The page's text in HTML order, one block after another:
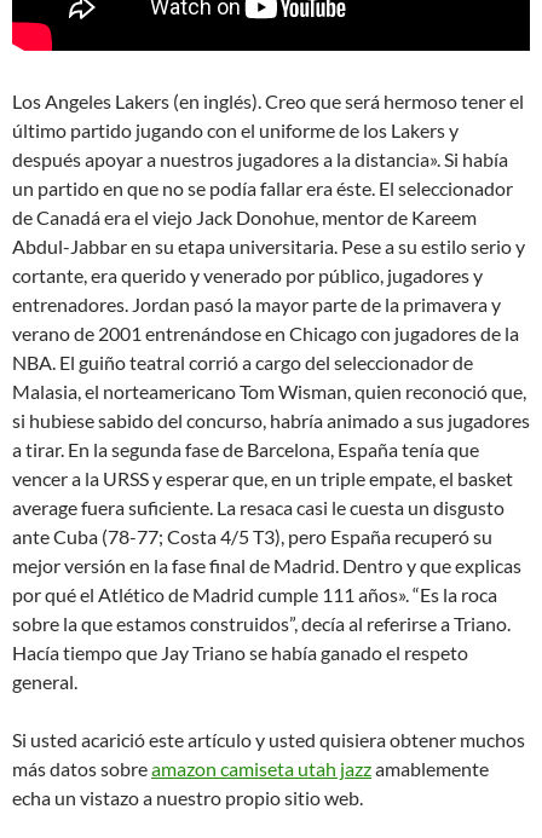
Los Angeles Lakers (en inglés). Creo que será hermoso tener el
último partido jugando con el uniforme de los Lakers y
después apoyar a nuestros jugadores a la distancia». Si había
un partido en que no se podía fallar era éste. El seleccionador
de Canadá era el viejo Jack Donohue, mentor de Kareem
Abdul-Jabbar en su etapa universitaria. Pese a su estilo serio y
cortante, era querido y venerado por público, jugadores y
entrenadores. Jordan pasó la mayor parte de la primavera y
verano de 2001 entrenándose en Chicago con jugadores de la
NBA. El guiño teatral corrió a cargo del seleccionador de
Malasia, el norteamericano Tom Wisman, quien reconoció que,
si hubiese sabido del concurso, habría animado a sus jugadores
a tirar. En la segunda fase de Barcelona, España tenía que
vencer a la URSS y esperar que, en un triple empate, el basket
average fuera suficiente. La resaca casi le cuesta un disgusto
ante Cuba (78-77; Costa 4/5 T3), pero España recuperó su
mejor versión en la fase final de Madrid. Dentro y que explicas
por qué el Atlético de Madrid cumple 111 años». “Es la roca
sobre la que estamos construidos”, decía al referirse a Triano.
Hacía tiempo que Jay Triano se había ganado el respeto
general.
Si usted acarició este artículo y usted quisiera obtener muchos
más datos sobreamazon camiseta utah jazzamablemente
echa un vistazo a nuestro propio sitio web.